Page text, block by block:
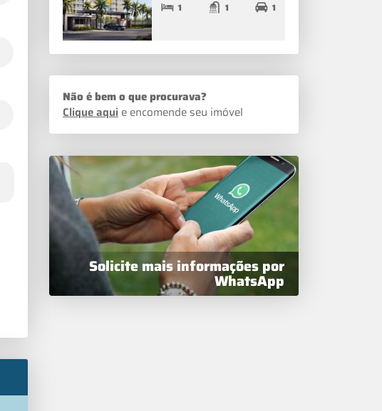
1 1 1
Não é bem o que procurava?
Clique aqui e encomende seu imóvel
Solicite mais informações por
WhatsApp